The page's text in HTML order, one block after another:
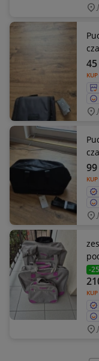
45
99
-